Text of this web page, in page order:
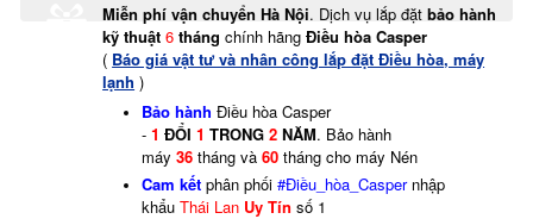
Miễn phí vận chuyển Hà Nội. Dịch vụ lắp đặtbảo hành
kỹ thuật 6 tháng chính hãngĐiều hòa Casper
( Báo giá vật tư và nhân công lắp đặt Điều hòa, máy
lạnh )
Bảo hành Điều hòa Casper
- 1 ĐỔI 1 TRONG 2 NĂM. Bảo hành
máy 36 tháng và 60 tháng cho máy Nén
Cam kếtphân phối #Điều_hòa_Casper nhập
khẩu Thái Lan Uy Tín số 1